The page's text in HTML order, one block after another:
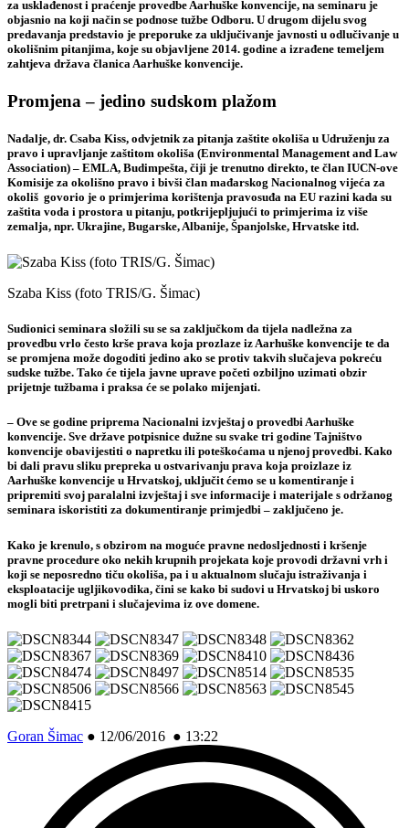
za usklađenost i praćenje provedbe Aarhuške konvencije, na seminaru je
objasnio na koji način se podnose tužbe Odboru. U drugom dijelu svog
predavanja predstavio je preporuke za uključivanje javnosti u odlučivanje u
okolišnim pitanjima, koje su objavljene 2014. godine a izrađene temeljem
zahtjeva država članica Aarhuške konvencije.
Promjena – jedino sudskom plažom
Nadalje, dr. Csaba Kiss, odvjetnik za pitanja zaštite okoliša u Udruženju za
pravo i upravljanje zaštitom okoliša (Environmental Management and Law
Association) – EMLA, Budimpešta, čiji je trenutno direkto, te član IUCN-ove
Komisije za okolišno pravo i bivši član mađarskog Nacionalnog vijeća za
okoliš govorio je o primjerima korištenja pravosuđa na EU razini kada su
zaštita voda i prostora u pitanju, potkrijepljujući to primjerima iz više
zemalja, npr. Ukrajine, Bugarske, Albanije, Španjolske, Hrvatske itd.
Szaba Kiss (foto TRIS/G. Šimac)
Sudionici seminara složili su se sa zaključkom da tijela nadležna za
provedbu vrlo često krše prava koja prozlaze iz Aarhuške konvencije te da
se promjena može dogoditi jedino ako se protiv takvih slučajeva pokreću
sudske tužbe. Tako će tijela javne uprave početi ozbiljno uzimati obzir
prijetnje tužbama i praksa će se polako mijenjati.
– Ove se godine priprema Nacionalni izvještaj o provedbi Aarhuške
konvencije. Sve države potpisnice dužne su svake tri godine Tajništvo
konvencije obavijestiti o napretku ili poteškoćama u njenoj provedbi. Kako
bi dali pravu sliku prepreka u ostvarivanju prava koja proizlaze iz
Aarhuške konvencije u Hrvatskoj, uključit ćemo se u komentiranje i
pripremiti svoj paralalni izvještaj i sve informacije i materijale s održanog
seminara iskoristiti za dokumentiranje primjedbi – zaključeno je.
Kako je krenulo, s obzirom na moguće pravne nedosljednosti i kršenje
pravne procedure oko nekih krupnih projekata koje provodi državni vrh i
koji se neposredno tiču okoliša, pa i u aktualnom slučaju istraživanja i
eksploatacije ugljikovodika, čini se kako bi sudovi u Hrvatskoj bi uskoro
mogli biti pretrpani i slučajevima iz ove domene.
Goran Šimac ● 12/06/2016 ● 13:22